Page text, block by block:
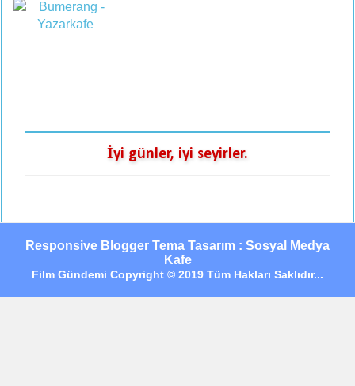
İyi günler, iyi seyirler.
Responsive Blogger Tema Tasarım : Sosyal Medya
Kafe
Film Gündemi Copyright © 2019 Tüm Hakları Saklıdır...